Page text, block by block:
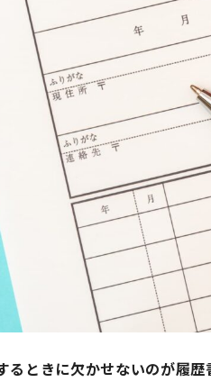
るときに欠かせないのが履